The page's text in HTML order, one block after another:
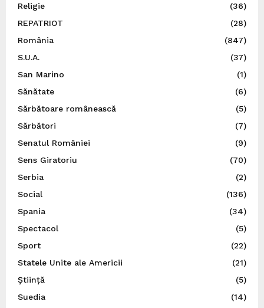
Religie
(36)
REPATRIOT
(28)
România
(847)
S.U.A.
(37)
San Marino
(1)
Sănătate
(6)
Sărbătoare românească
(5)
Sărbători
(7)
Senatul României
(9)
Sens Giratoriu
(70)
Serbia
(2)
Social
(136)
Spania
(34)
Spectacol
(5)
Sport
(22)
Statele Unite ale Americii
(21)
Știință
(5)
Suedia
(14)